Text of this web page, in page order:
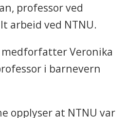
professor ved
arbeid ved NTNU.
Veronika
i barnevern
opplyser at NTNU var